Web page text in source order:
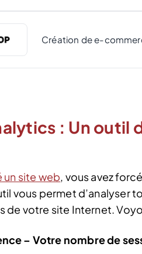
Création de e-
: Un outil
un site web, vous avez
vous permet d’analyser
de votre site Internet.
– Votre nombre de